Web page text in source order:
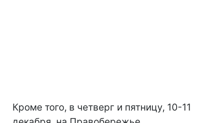
Кроме того, в четверг и пятницу, 10-11